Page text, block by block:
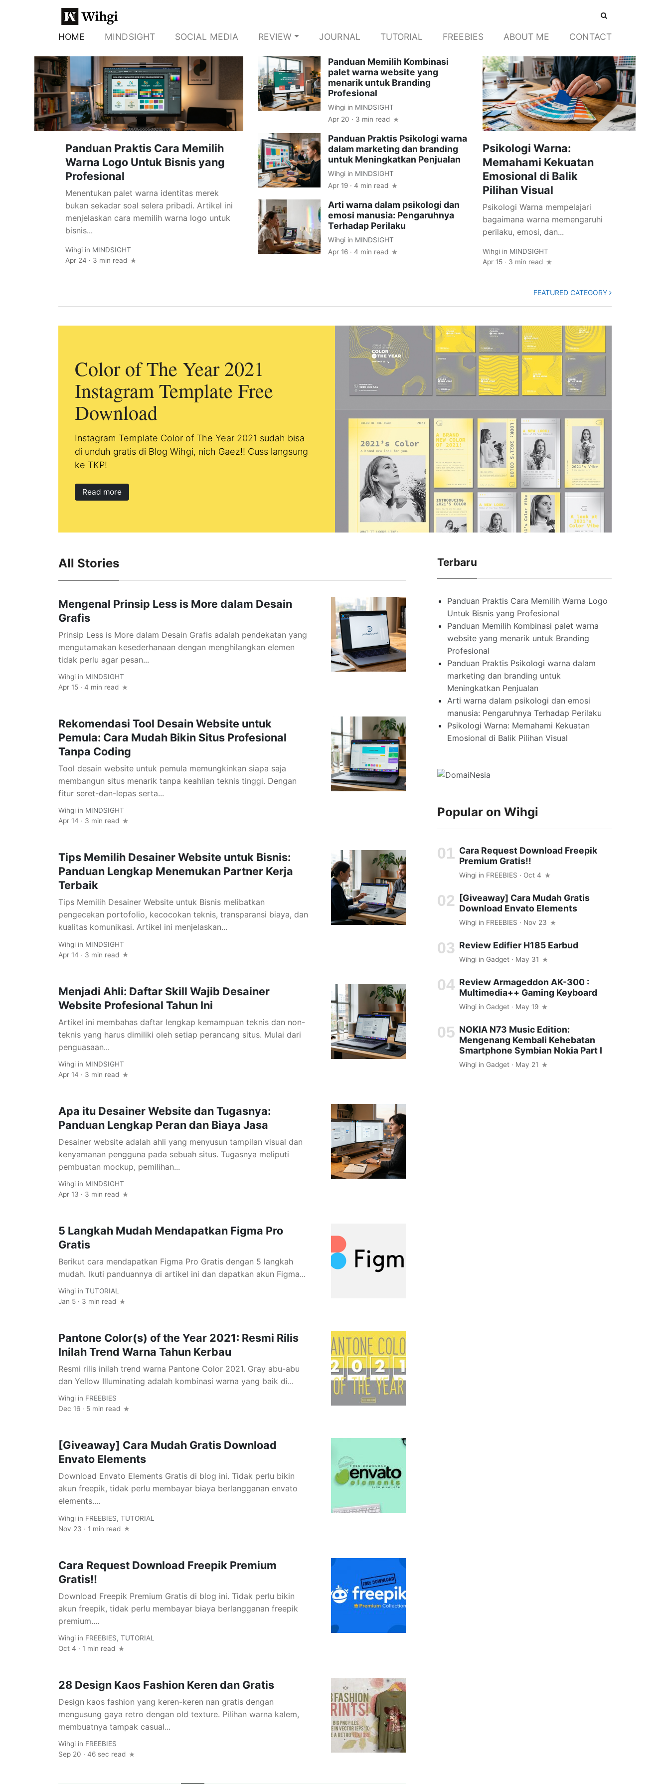
HOME MINDSIGHT SOCIAL MEDIA REVIEW JOURNAL TUTORIAL FREEBIES ABOUT ME CONTACT
Panduan Praktis Cara Memilih
Warna Logo Untuk Bisnis yang
Profesional
Menentukan palet warna identitas merek
bukan sekadar soal selera pribadi. Artikel ini
menjelaskan cara memilih warna logo untuk
bisnis...
Wihgiin MINDSIGHT
Apr 24 · 3 min read
Panduan Memilih Kombinasi
palet warna website yang
menarik untuk Branding
Profesional
Wihgi in MINDSIGHT
Apr 20 · 3 min read
Panduan Praktis Psikologi warna
dalam marketing dan branding
untuk Meningkatkan Penjualan
Wihgi in MINDSIGHT
Apr 19 · 4 min read
Arti warna dalam psikologi dan
emosi manusia: Pengaruhnya
Terhadap Perilaku
Wihgi in MINDSIGHT
Apr 16 · 4 min read
Psikologi Warna:
Memahami Kekuatan
Emosional di Balik
Pilihan Visual
Psikologi Warna mempelajari
bagaimana warna memengaruhi
perilaku, emosi, dan...
Wihgiin MINDSIGHT
Apr 15 · 3 min read
FEATURED CATEGORY
Color of The Year 2021
Instagram Template Free
Download
Instagram Template Color of The Year 2021 sudah bisa
di unduh gratis di Blog Wihgi, nich Gaez!! Cuss langsung
ke TKP!
Read more
All Stories
Mengenal Prinsip Less is More dalam Desain
Grafis
Prinsip Less is More dalam Desain Grafis adalah pendekatan yang
mengutamakan kesederhanaan dengan menghilangkan elemen
tidak perlu agar pesan...
Wihgi in MINDSIGHT
Apr 15 · 4 min read
Rekomendasi Tool Desain Website untuk
Pemula: Cara Mudah Bikin Situs Profesional
Tanpa Coding
Tool desain website untuk pemula memungkinkan siapa saja
membangun situs menarik tanpa keahlian teknis tinggi. Dengan
fitur seret-dan-lepas serta...
Wihgi in MINDSIGHT
Apr 14 · 3 min read
Tips Memilih Desainer Website untuk Bisnis:
Panduan Lengkap Menemukan Partner Kerja
Terbaik
Tips Memilih Desainer Website untuk Bisnis melibatkan
pengecekan portofolio, kecocokan teknis, transparansi biaya, dan
kualitas komunikasi. Artikel ini menjelaskan...
Wihgi in MINDSIGHT
Apr 14 · 3 min read
Menjadi Ahli: Daftar Skill Wajib Desainer
Website Profesional Tahun Ini
Artikel ini membahas daftar lengkap kemampuan teknis dan non-
teknis yang harus dimiliki oleh setiap perancang situs. Mulai dari
penguasaan...
Wihgi in MINDSIGHT
Apr 14 · 3 min read
Apa itu Desainer Website dan Tugasnya:
Panduan Lengkap Peran dan Biaya Jasa
Desainer website adalah ahli yang menyusun tampilan visual dan
kenyamanan pengguna pada sebuah situs. Tugasnya meliputi
pembuatan mockup, pemilihan...
Wihgi in MINDSIGHT
Apr 13 · 3 min read
5 Langkah Mudah Mendapatkan Figma Pro
Gratis
Berikut cara mendapatkan Figma Pro Gratis dengan 5 langkah
mudah. Ikuti panduannya di artikel ini dan dapatkan akun Figma...
Wihgi in TUTORIAL
Jan 5 · 3 min read
Pantone Color(s) of the Year 2021: Resmi Rilis
Inilah Trend Warna Tahun Kerbau
Resmi rilis inilah trend warna Pantone Color 2021. Gray abu-abu
dan Yellow Illuminating adalah kombinasi warna yang baik di...
Wihgi in FREEBIES
Dec 16 · 5 min read
[Giveaway] Cara Mudah Gratis Download
Envato Elements
Download Envato Elements Gratis di blog ini. Tidak perlu bikin
akun freepik, tidak perlu membayar biaya berlangganan envato
elements....
Wihgi in FREEBIES, TUTORIAL
Nov 23 · 1 min read
Cara Request Download Freepik Premium
Gratis!!
Download Freepik Premium Gratis di blog ini. Tidak perlu bikin
akun freepik, tidak perlu membayar biaya berlangganan freepik
premium....
Wihgi in FREEBIES, TUTORIAL
Oct 4 · 1 min read
28 Design Kaos Fashion Keren dan Gratis
Design kaos fashion yang keren-keren nan gratis dengan
mengusung gaya retro dengan old texture. Pilihan warna kalem,
membuatnya tampak casual...
Wihgi in FREEBIES
Sep 20 · 46 sec read
Terbaru
Panduan Praktis Cara Memilih Warna Logo
Untuk Bisnis yang Profesional
Panduan Memilih Kombinasi palet warna
website yang menarik untuk Branding
Profesional
Panduan Praktis Psikologi warna dalam
marketing dan branding untuk
Meningkatkan Penjualan
Arti warna dalam psikologi dan emosi
manusia: Pengaruhnya Terhadap Perilaku
Psikologi Warna: Memahami Kekuatan
Emosional di Balik Pilihan Visual
Popular on Wihgi
Cara Request Download Freepik
Premium Gratis!!
Wihgi in FREEBIES · Oct 4
[Giveaway] Cara Mudah Gratis
Download Envato Elements
Wihgi in FREEBIES · Nov 23
Review Edifier H185 Earbud
Wihgi in Gadget · May 31
Review Armageddon AK-300 :
Multimedia++ Gaming Keyboard
Wihgi in Gadget · May 19
NOKIA N73 Music Edition:
Mengenang Kembali Kehebatan
Smartphone Symbian Nokia Part I
Wihgi in Gadget · May 21